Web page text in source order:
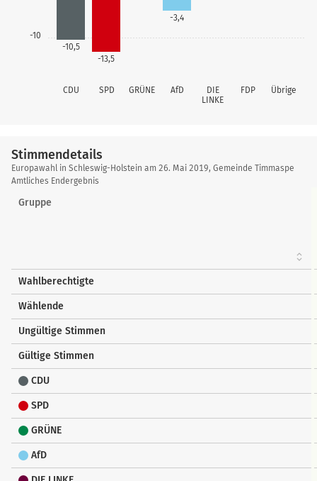
-10
CDU SPD GRÜNE AfD
DIE
LINKE
FDP Übrige
-10,5
-13,5
-3,4
Stimmendetails
Stimmendetails
Europawahl in Schleswig-Holstein am 26. Mai 2019, Gemeinde Timmaspe
Amtliches Endergebnis
Gruppe
Wahlberechtigte
Wählende
Ungültige Stimmen
Gültige Stimmen
CDU
SPD
GRÜNE
AfD